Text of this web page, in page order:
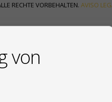
RECHTE VORBEHALTEN. AVISO
von